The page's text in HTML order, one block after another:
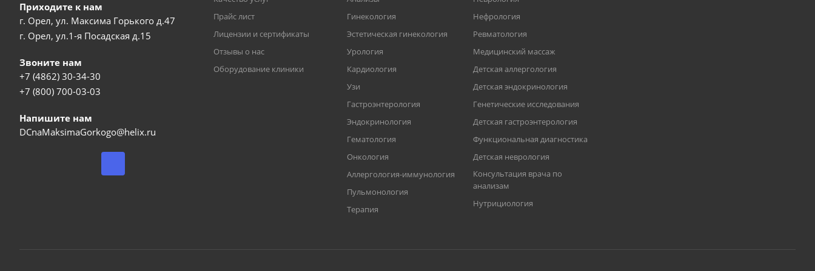
Приходите к нам
г. Орел, ул. Максима Горького д.47
г. Орел, ул.1-я Посадская д.15
Звоните нам
+7 (4862) 30-34-30
+7 (800) 700-03-03
Напишите нам
DCnaMaksimaGorkogo@helix.ru
Прайс лист
Лицензии и сертификаты
Отзывы о нас
Оборудование клиники
Гинекология
Эстетическая гинекология
Урология
Кардиология
Узи
Гастроэнтерология
Эндокринология
Гематология
Онкология
Аллергология-иммунология
Пульмонология
Терапия
Нефрология
Ревматология
Медицинский массаж
Детская аллергология
Детская эндокринология
Генетические исследования
Детская гастроэнтерология
Функциональная диагностика
Детская неврология
Консультация врача по
анализам
Нутрициология